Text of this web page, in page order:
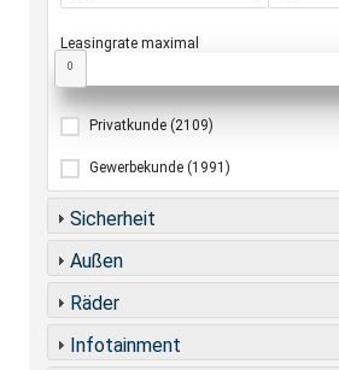
Leasingrate maximal
0
Privatkunde (2109)
Gewerbekunde (1991)
Sicherheit
Außen
Räder
Infotainment